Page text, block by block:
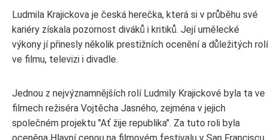
Ludmila Krajickova je česká herečka, která si v průběhu své
kariéry získala pozornost diváků i kritiků. Její umělecké
výkony jí přinesly několik prestižních ocenění a důležitých rolí
ve filmu, televizi i divadle.
Jednou z nejvýznamnějších rolí Ludmily Krajickové byla ta ve
filmech režiséra Vojtěcha Jasného, zejména v jejich
společném projektu "Ať žije republika". Za tuto roli byla